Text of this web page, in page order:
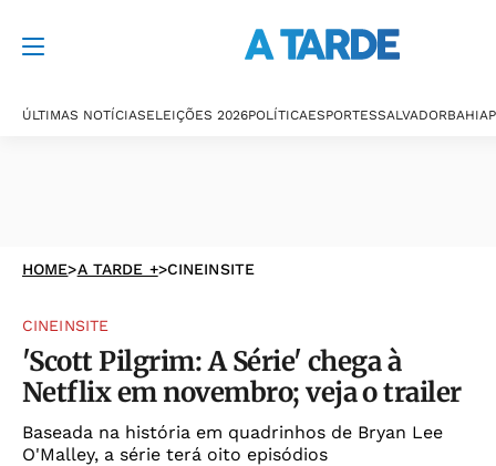
ÚLTIMAS NOTÍCIASELEIÇÕES 2026POLÍTICAESPORTESSALVADORBAHIA
HOME>A TARDE +>CINEINSITE
CINEINSITE
'Scott Pilgrim: A Série' chega à
Netflix em novembro; veja o trailer
Baseada na história em quadrinhos de Bryan Lee
O'Malley, a série terá oito episódios